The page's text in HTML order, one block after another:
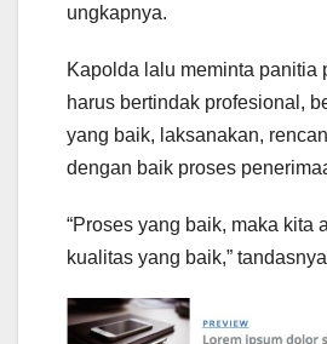
ungkapnya.
Kapolda lalu meminta panitia
harus bertindak profesional,
yang baik, laksanakan,
dengan baik proses
“Proses yang baik, maka kita
kualitas yang baik,”